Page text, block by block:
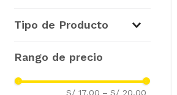
Tipo de Producto
S/ 17.00 – S/ 20.00